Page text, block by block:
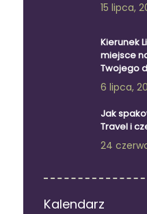
15 lipca,
Kierunek
miejsce
Twojego
6 lipca,
Jak
Travel i
24
Kalendarz